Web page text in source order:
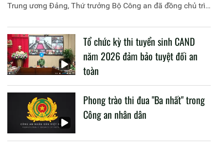
Trung ương Đảng, Thứ trưởng Bộ Công an đã đồng chủ trì
liên quan đến công tác giáo dục và đào tạo của lực lượng
CAND.
Tổ chức kỳ thi tuyển sinh CAND
năm 2026 đảm bảo tuyệt đối an
toàn
Phong trào thi đua "Ba nhất" trong
Công an nhân dân